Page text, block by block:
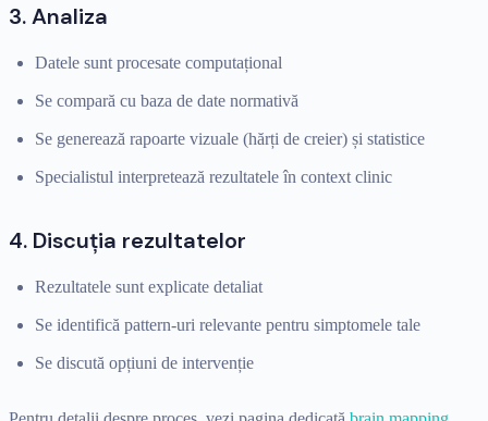
3. Analiza
Datele sunt procesate computațional
Se compară cu baza de date normativă
Se generează rapoarte vizuale (hărți de creier) și statistice
Specialistul interpretează rezultatele în context clinic
4. Discuția rezultatelor
Rezultatele sunt explicate detaliat
Se identifică pattern-uri relevante pentru simptomele tale
Se discută opțiuni de intervenție